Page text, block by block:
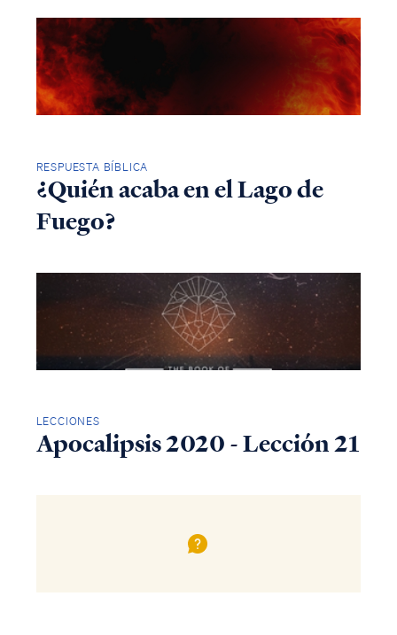
RESPUESTA BÍBLICA
¿Quién acaba en el Lago de
Fuego?
LECCIONES
Apocalipsis 2020 - Lección 21